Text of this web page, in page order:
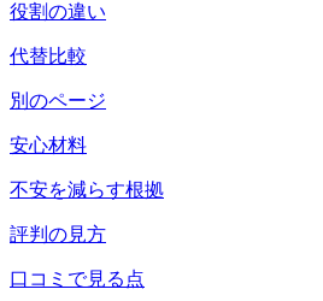
役割の違い
代替比較
別のページ
安心材料
不安を減らす根拠
評判の見方
口コミで見る点